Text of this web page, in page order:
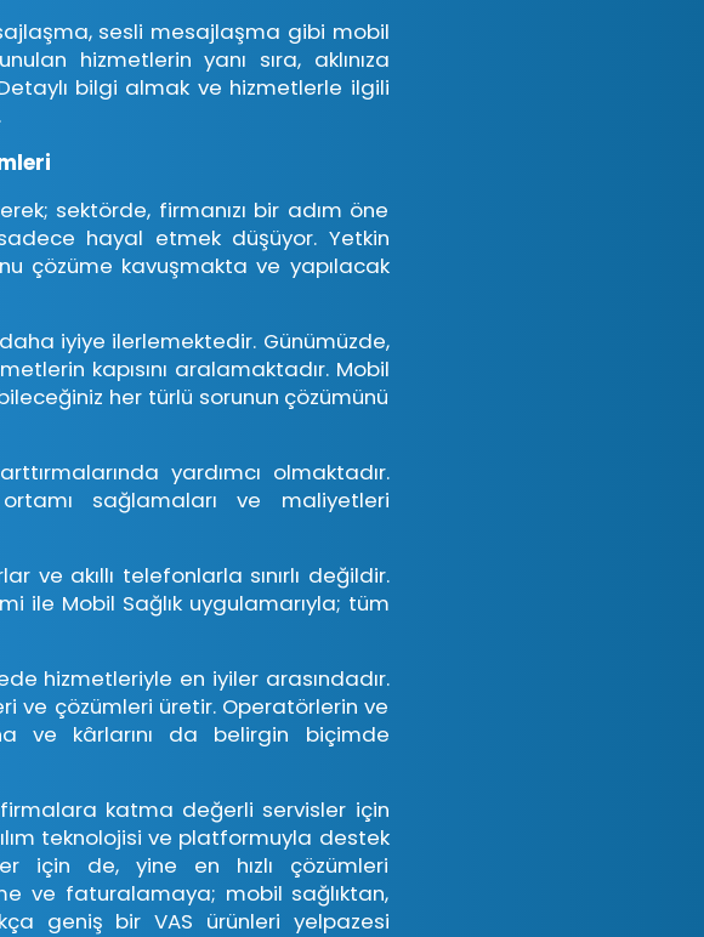
sesli mesajlaşma gibi mobil
hizmetlerin yanı sıra, aklınıza
bilgi almak ve hizmetlerle ilgili
sektörde, firmanızı bir adım öne
sadece hayal etmek düşüyor. Yetkin
çözüme kavuşmakta ve yapılacak
iyiye ilerlemektedir. Günümüzde,
kapısını aralamaktadır. Mobil
her türlü sorunun çözümünü
yardımcı olmaktadır.
sağlamaları ve maliyetleri
ve akıllı telefonlarla sınırlı değildir.
ile Mobil Sağlık uygulamarıyla; tüm
hizmetleriyle en iyiler arasındadır.
ve çözümleri üretir. Operatörlerin ve
ve kârlarını da belirgin biçimde
katma değerli servisler için
teknolojisi ve platformuyla destek
için de, yine en hızlı çözümleri
ve faturalamaya; mobil sağlıktan,
geniş bir VAS ürünleri yelpazesi